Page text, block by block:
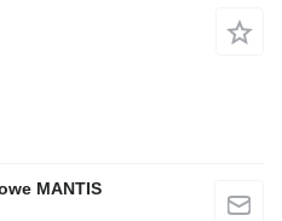
MANTIS